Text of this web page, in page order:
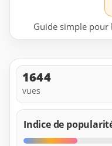
Guide simple pour
1644
vues
Indice de